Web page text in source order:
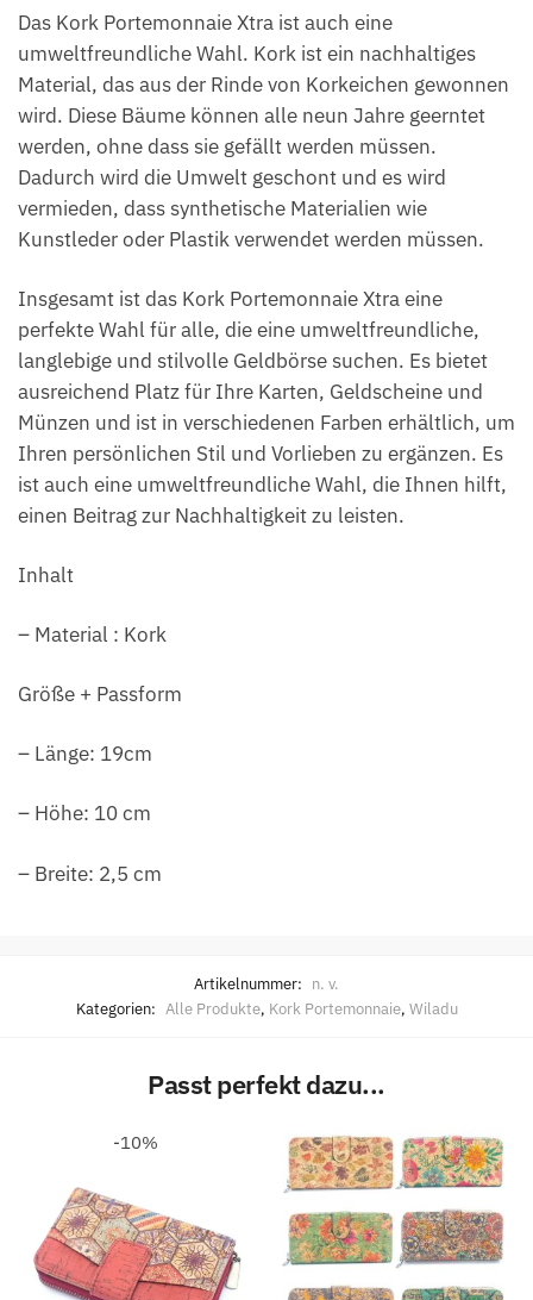
Das Kork Portemonnaie Xtra ist auch eine
umweltfreundliche Wahl. Kork ist ein nachhaltiges
Material, das aus der Rinde von Korkeichen gewonnen
wird. Diese Bäume können alle neun Jahre geerntet
werden, ohne dass sie gefällt werden müssen.
Dadurch wird die Umwelt geschont und es wird
vermieden, dass synthetische Materialien wie
Kunstleder oder Plastik verwendet werden müssen.
Insgesamt ist das Kork Portemonnaie Xtra eine
perfekte Wahl für alle, die eine umweltfreundliche,
langlebige und stilvolle Geldbörse suchen. Es bietet
ausreichend Platz für Ihre Karten, Geldscheine und
Münzen und ist in verschiedenen Farben erhältlich, um
Ihren persönlichen Stil und Vorlieben zu ergänzen. Es
ist auch eine umweltfreundliche Wahl, die Ihnen hilft,
einen Beitrag zur Nachhaltigkeit zu leisten.
Inhalt
– Material : Kork
Größe + Passform
– Länge: 19cm
– Höhe: 10 cm
– Breite: 2,5 cm
Artikelnummer: n. v.
Kategorien: Alle Produkte, Kork Portemonnaie, Wiladu
Passt perfekt dazu...
-10%